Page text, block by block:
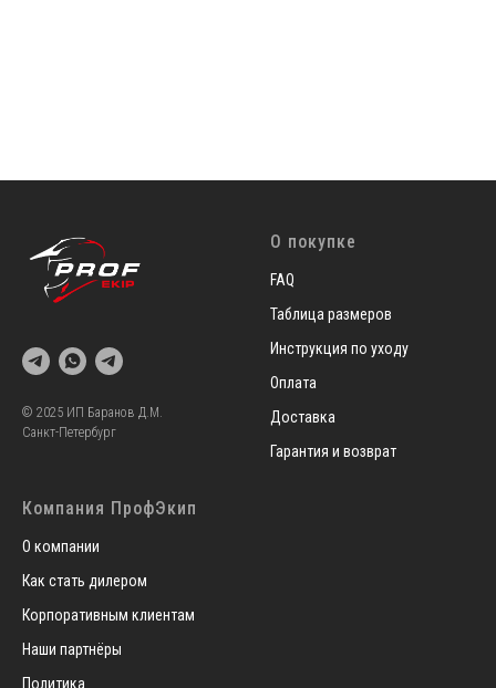
© 2025 ИП Баранов Д.М.
Санкт-Петербург
О покупке
FAQ
Таблица размеров
Инструкция по уходу
Оплата
Доставка
Гарантия и возврат
Компания ПрофЭкип
О компании
Как стать дилером
Корпоративным клиентам
Наши партнёры
Политика